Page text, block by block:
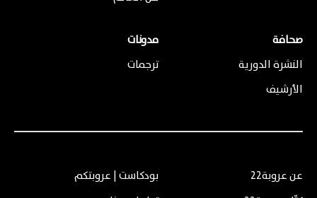
صحافة
النشرة الدورية
الأرشيف
مدونات
ترجمات
عن عروبة22
بودكاست | عروبتكم